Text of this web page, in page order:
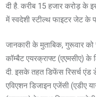
दी है. करीब 15 हजार करोड़ के
में स्वदेशी स्टील्थ फाइटर जेट के
जानकारी के मुताबिक, गुरूवार
कॉम्बैट एयरक्राफ्ट (एएमसीए)
दी. इसके तहत डिफेंस रिसर्च
एविएशन डिजाइन एजेंसी (एडीए